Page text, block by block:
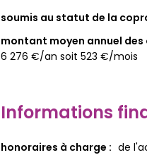
soumis au statut de la
montant moyen annuel
6 276 €/an soit 523 €/mois
Informations
honoraires à charge : de